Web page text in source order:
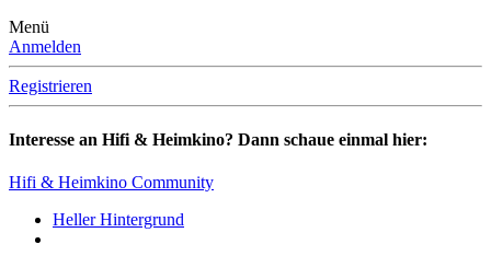
Menü
Anmelden
Registrieren
Interesse an Hifi & Heimkino? Dann schaue einmal hier:
Hifi & Heimkino Community
Heller Hintergrund